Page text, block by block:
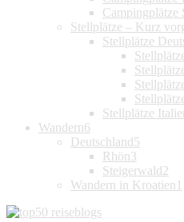
Campingplätze
Stellplätze – Kurz
Stellplätze
Stellplätze
Wandern6
Deutschland5
Rhön3
Steigerwald2
Wandern in Kroatien 1